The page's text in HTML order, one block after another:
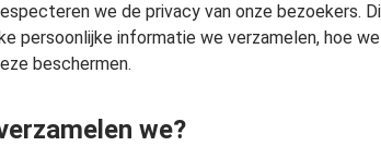
we de privacy van onze bezoekers.
persoonlijke informatie we verzamelen, hoe we
beschermen.
we?